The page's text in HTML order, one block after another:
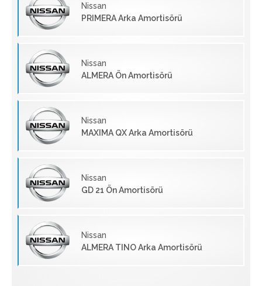
Nissan
PRIMERA Arka Amortisörü
Nissan
ALMERA Ön Amortisörü
Nissan
MAXIMA QX Arka Amortisörü
Nissan
GD 21 Ön Amortisörü
Nissan
ALMERA TINO Arka Amortisörü